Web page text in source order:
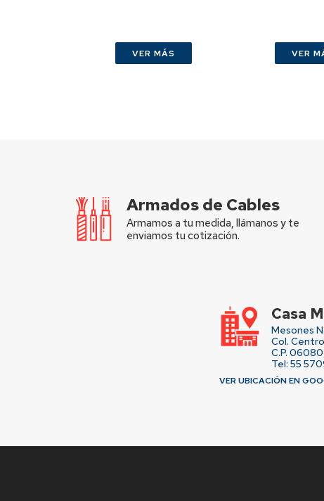
VER MÁS VER
Armados de Cables
Armamos a tu medida, llámanos y te
enviamos tu cotización.
Casa
Mesones
Col.
C.P.
Tel: 55
VER UBICACIÓN EN